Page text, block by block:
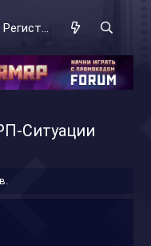
Регистрация
Ситуации